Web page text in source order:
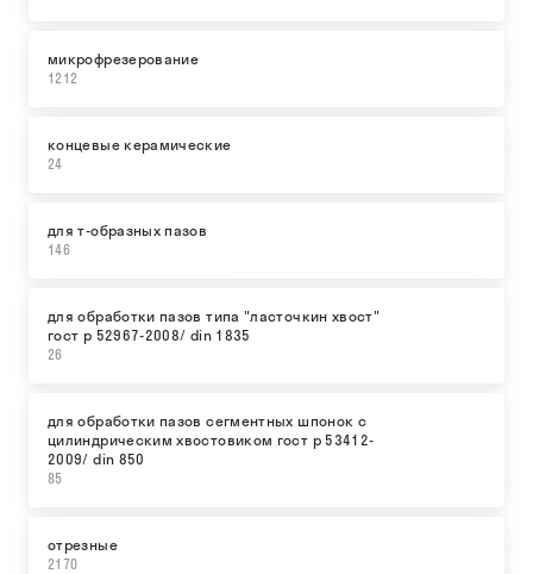
микрофрезерование
1212
концевые керамические
24
для т-образных пазов
146
для обработки пазов типа "ласточкин хвост"
гост р 52967-2008/ din 1835
26
для обработки пазов сегментных шпонок с
цилиндрическим хвостовиком гост р 53412-
2009/ din 850
85
отрезные
2170